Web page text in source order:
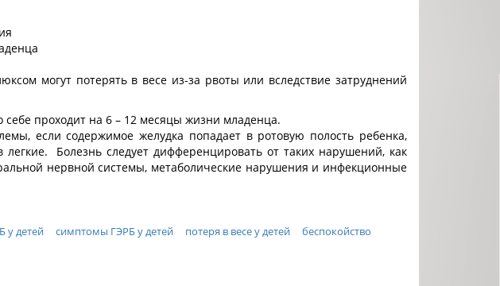
могут потерять в весе из-за рвоты или вследствие затруднений
проходит на 6 – 12 месяцы жизни младенца.
если содержимое желудка попадает в ротовую полость ребенка,
Болезнь следует дифференцировать от таких нарушений, как
нервной системы, метаболические нарушения и инфекционные
у детей симптомы ГЭРБ у детей потеря в весе у детей
беспокойство